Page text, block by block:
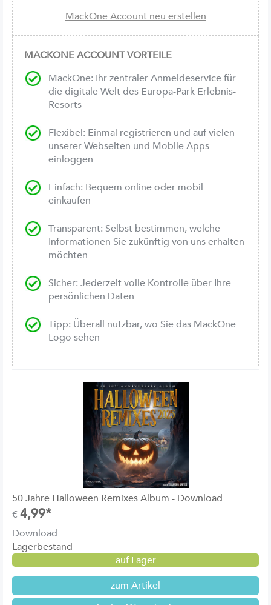
MACKONE ACCOUNT VORTEILE
MackOne: Ihr zentraler Anmeldeservice für
die digitale Welt des Europa-Park Erlebnis-
Resorts
Flexibel: Einmal registrieren und auf vielen
unserer Webseiten und Mobile Apps
einloggen
Einfach: Bequem online oder mobil
einkaufen
Transparent: Selbst bestimmen, welche
Informationen Sie zukünftig von uns erhalten
möchten
Sicher: Jederzeit volle Kontrolle über Ihre
persönlichen Daten
Tipp: Überall nutzbar, wo Sie das MackOne
Logo sehen
50 Jahre Halloween Remixes Album - Download
€4,99*
Download
Lagerbestand
auf Lager
zum Artikel